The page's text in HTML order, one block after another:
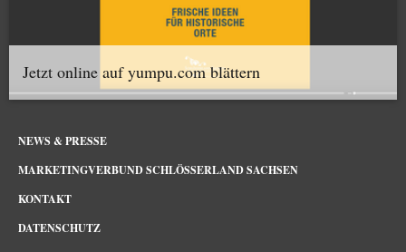
Jetzt online auf yumpu.com blättern
NEWS & PRESSE
MARKETINGVERBUND SCHLÖSSERLAND SACHSEN
KONTAKT
DATENSCHUTZ